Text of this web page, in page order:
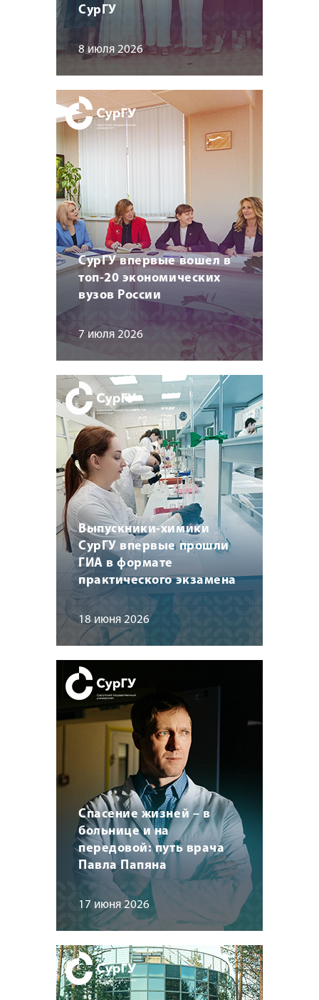
СурГУ
8 июля 2026
СурГУ впервые вошел в
топ-20 экономических
вузов России
7 июля 2026
Выпускники-химики
СурГУ впервые прошли
ГИА в формате
практического экзамена
18 июня 2026
Спасение жизней – в
больнице и на
передовой: путь врача
Павла Папяна
17 июня 2026